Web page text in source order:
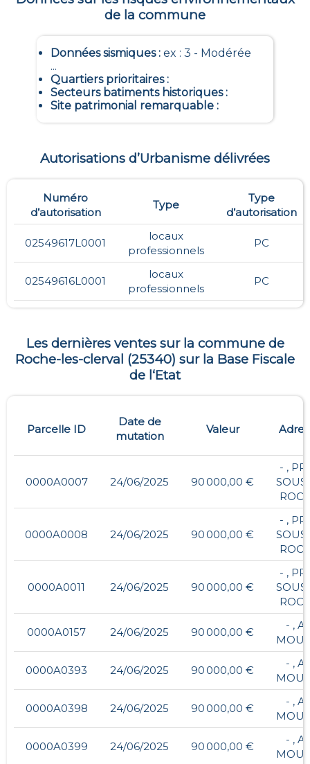
de la commune
Données sismiques: ex : 3 - Modérée
...
Quartiers prioritaires:
Secteurs batiments historiques:
Site patrimonial remarquable:
Autorisations d’Urbanisme délivrées
Numéro
d’autorisation
Type
Type
d’autorisation
02549617L0001
locaux
professionnels
PC
02549616L0001
locaux
professionnels
PC
Les dernières ventes sur la commune de
Roche-les-clerval (25340) sur la Base Fiscale
de l‘Etat
Parcelle ID
Date de
mutation
Valeur
0000A0007 24/06/2025 90 000,00 €
- ,
SOUS
0000A0008 24/06/2025 90 000,00 €
- ,
SOUS
0000A0011 24/06/2025 90 000,00 €
- ,
SOUS
0000A0157 24/06/2025 90 000,00 €
- ,
0000A0393 24/06/2025 90 000,00 €
- ,
0000A0398 24/06/2025 90 000,00 €
- ,
0000A0399 24/06/2025 90 000,00 €
- ,